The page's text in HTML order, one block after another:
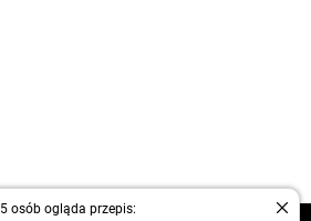
5 osób ogląda przepis: